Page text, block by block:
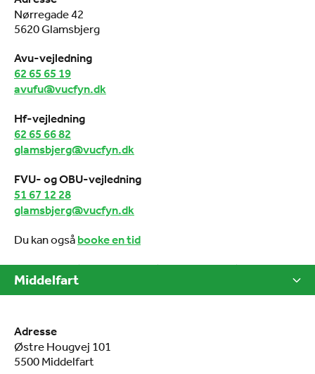
Nørregade 42
5620 Glamsbjerg
Avu-vejledning
62 65 65 19
avufu@vucfyn.dk
Hf-vejledning
62 65 66 82
glamsbjerg@vucfyn.dk
FVU- og OBU-vejledning
51 67 12 28
glamsbjerg@vucfyn.dk
Du kan også booke en tid
Middelfart
Adresse
Østre Hougvej 101
5500 Middelfart